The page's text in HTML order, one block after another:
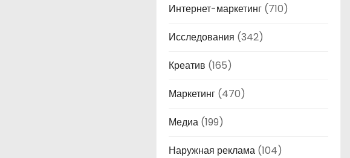
Интернет-маркетинг (710)
Исследования (342)
Креатив (165)
Маркетинг (470)
Медиа (199)
Наружная реклама (104)